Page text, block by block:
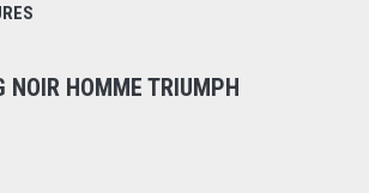
NOIR HOMME TRIUMPH